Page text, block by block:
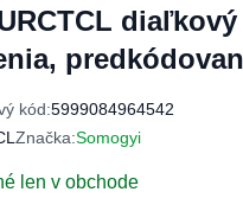
kód:5999084964542
Značka:Somogyi
len v obchode